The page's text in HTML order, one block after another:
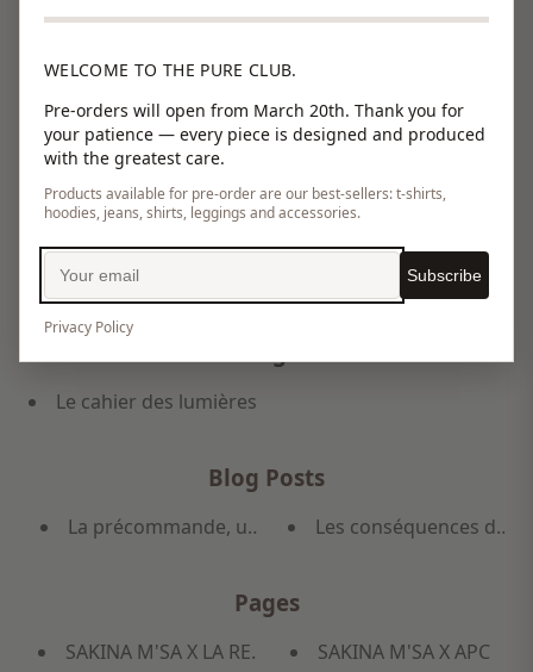
Les pantalons
Les permanents
Les robes
Sweatshirts
Sweet-pulls
WAX
Le cahier des lumières
Blog Posts
La précommande, un écosystème de la mode
Les conséquences du
Pages
SAKINA M'SA X LA REDOUTE
SAKINA M'SA X APC
WELCOME TO THE PURE CLUB.
Pre-orders will open from March 20th. Thank you for
your patience — every piece is designed and produced
with the greatest care.
Products available for pre-order are our best-sellers: t-shirts,
hoodies, jeans, shirts, leggings and accessories.
Subscribe
Privacy Policy